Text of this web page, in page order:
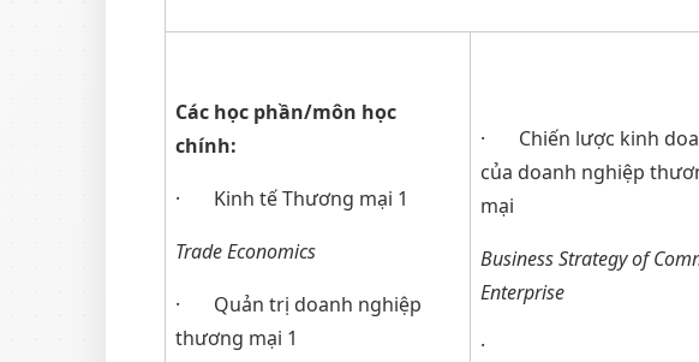
Các học phần/môn học
chính:
· Kinh tế Thương mại 1
Trade Economics
· Quản trị doanh nghiệp
thương mại 1
· Chiến lược kinh
của doanh nghiệp
mại
Business Strategy of
Enterprise
·